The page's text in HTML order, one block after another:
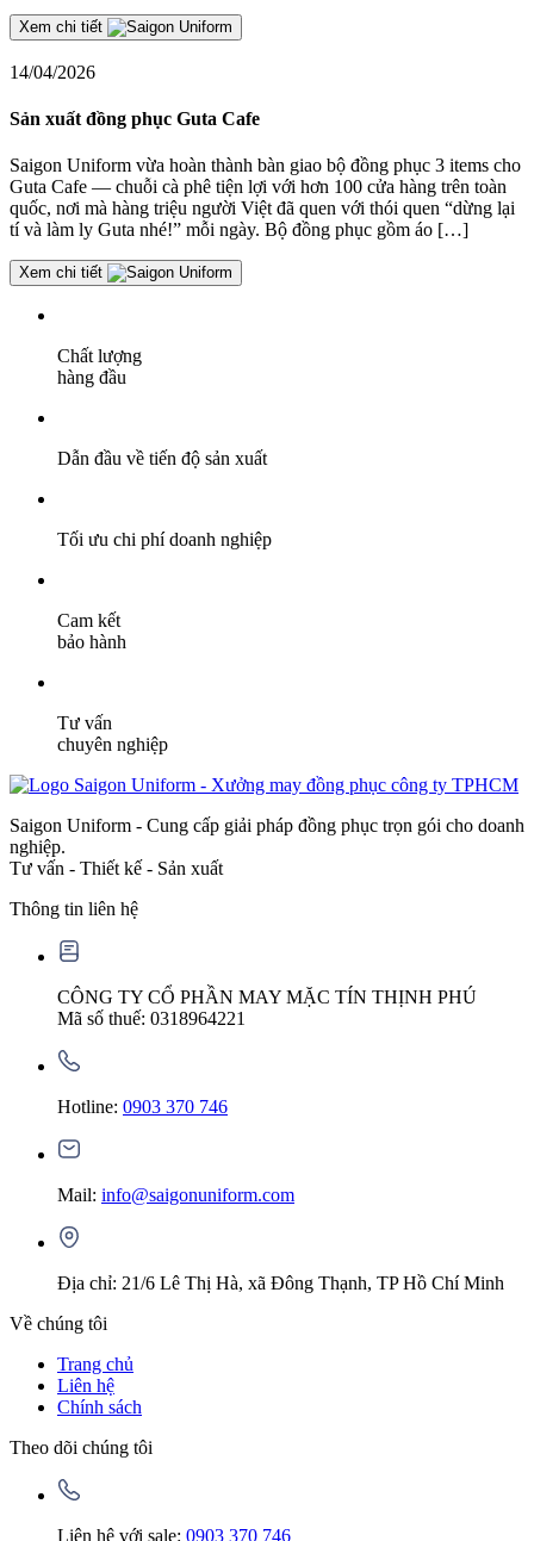
Xem chi tiết
14/04/2026
Sản xuất đồng phục Guta Cafe
Saigon Uniform vừa hoàn thành bàn giao bộ đồng phục 3 items cho
Guta Cafe — chuỗi cà phê tiện lợi với hơn 100 cửa hàng trên toàn
quốc, nơi mà hàng triệu người Việt đã quen với thói quen “dừng lại
tí và làm ly Guta nhé!” mỗi ngày. Bộ đồng phục gồm áo […]
Xem chi tiết
Chất lượng
hàng đầu
Dẫn đầu về tiến độ sản xuất
Tối ưu chi phí doanh nghiệp
Cam kết
bảo hành
Tư vấn
chuyên nghiệp
Saigon Uniform - Cung cấp giải pháp đồng phục trọn gói cho doanh
nghiệp.
Tư vấn - Thiết kế - Sản xuất
Thông tin liên hệ
CÔNG TY CỔ PHẦN MAY MẶC TÍN THỊNH PHÚ
Mã số thuế: 0318964221
Hotline: 0903 370 746
Mail: info@saigonuniform.com
Địa chỉ: 21/6 Lê Thị Hà, xã Đông Thạnh, TP Hồ Chí Minh
Về chúng tôi
Trang chủ
Liên hệ
Chính sách
Theo dõi chúng tôi
Liên hệ với sale: 0903 370 746